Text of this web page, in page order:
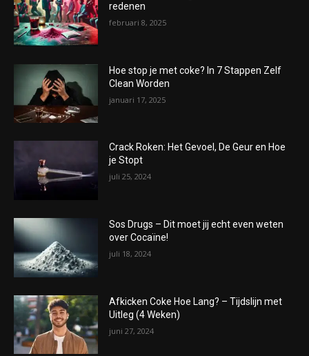
redenen
februari 8, 2025
Hoe stop je met coke? In 7 Stappen Zelf
Clean Worden
januari 17, 2025
Crack Roken: Het Gevoel, De Geur en Hoe
je Stopt
juli 25, 2024
Sos Drugs – Dit moet jij echt even weten
over Cocaïne!
juli 18, 2024
Afkicken Coke Hoe Lang? – Tijdslijn met
Uitleg (4 Weken)
juni 27, 2024